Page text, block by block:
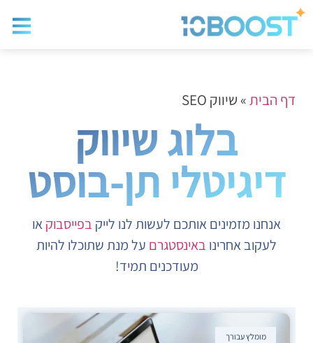
דף הבית» שיווק SEO
בלוג שיווק
דיגיטלי תן-בוסט
אנחנו מזמינים אותכם לעשות לנו לייק בפייסבוקאו
לעקוב אחרינו באינסטגרם על מנת שתוכלו להיות
מעודכנים תמיד!
מומלץ עבורך